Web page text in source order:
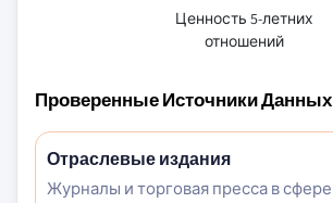
Ценность 5-летних
отношений
Проверенные Источники Данных
Отраслевые издания
Журналы и торговая пресса в сфере